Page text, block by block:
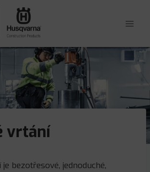
vrtání
bezotřesové, jednoduché,